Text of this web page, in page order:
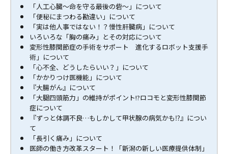
「人工心臓～命を守る最後の砦～」について
「便秘にまつわる勘違い」について
「実は他人事ではない！？慢性肝臓病」について
いろいろな「胸の痛み」とその対応について
変形性膝関節症の手術をサポート 進化するロボット支援手
術」について
「心不全、どうしたらいい？」について
「かかりつけ医機能」について
『大腸がん』について
「大腿四頭筋力」の維持がポイント!?ロコモと変形性膝関節
症について
『ずっと体調不良…もしかして甲状腺の病気かも⁉︎』につい
て
「長引く痛み」について
医師の働き方改革スタート！「新潟の新しい医療提供体制」